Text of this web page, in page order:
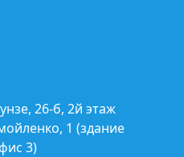
26-б, 2й этаж
1 (здание
3)